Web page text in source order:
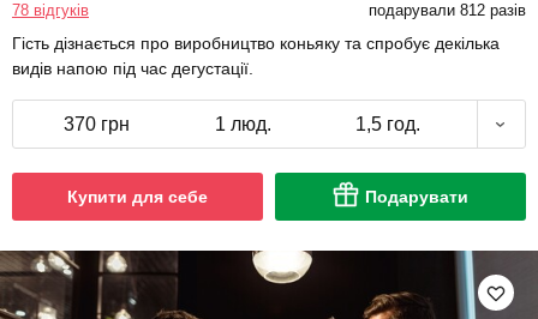
78 відгуків подарували 812 разів
Гість дізнається про виробництво коньяку та спробує декілька
видів напою під час дегустації.
370 грн 1 люд. 1,5 год.
Купити для себе Подарувати